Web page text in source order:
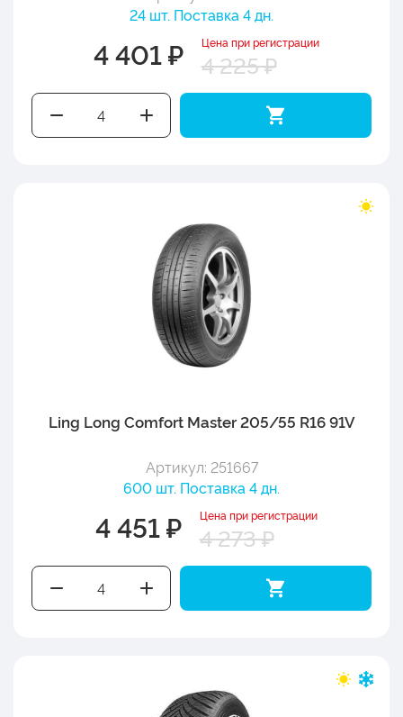
24 шт. Поставка 4 дн.
4 401 ₽ Цена при регистрации
4 225 ₽
Ling Long Comfort Master 205/55 R16 91V
Артикул: 251667
600 шт. Поставка 4 дн.
4 451 ₽ Цена при регистрации
4 273 ₽